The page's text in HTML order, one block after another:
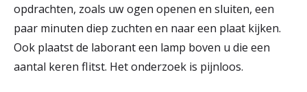
opdrachten, zoals uw ogen openen en sluiten, een
paar minuten diep zuchten en naar een plaat kijken.
Ook plaatst de laborant een lamp boven u die een
aantal keren flitst. Het onderzoek is pijnloos.